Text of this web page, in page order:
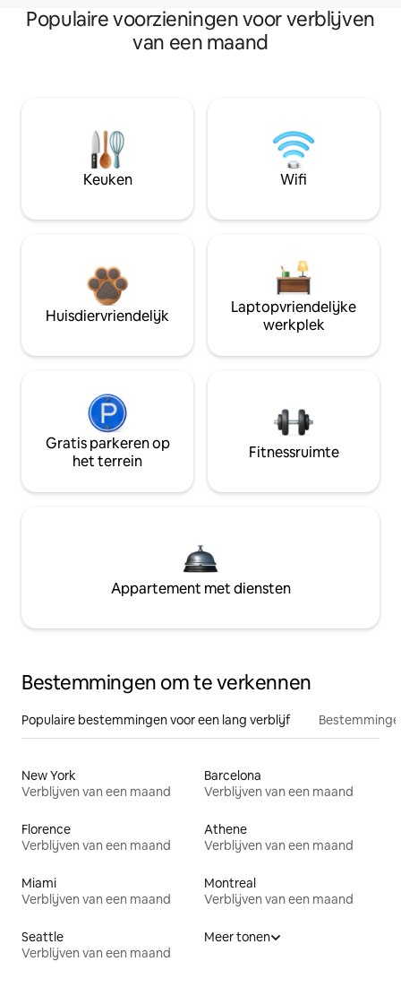
Populaire voorzieningen voor verblijven
van een maand
Keuken Wifi
Huisdiervriendelijk
Laptopvriendelijke
werkplek
Gratis parkeren op
het terrein
Fitnessruimte
Appartement met diensten
Bestemmingen om te verkennen
Populaire bestemmingen voor een lang verblijf
New York
Verblijven van een maand
Barcelona
Verblijven van een maand
Florence
Verblijven van een maand
Athene
Verblijven van een maand
Miami
Verblijven van een maand
Montreal
Verblijven van een maand
Seattle
Verblijven van een maand
Meer tonen